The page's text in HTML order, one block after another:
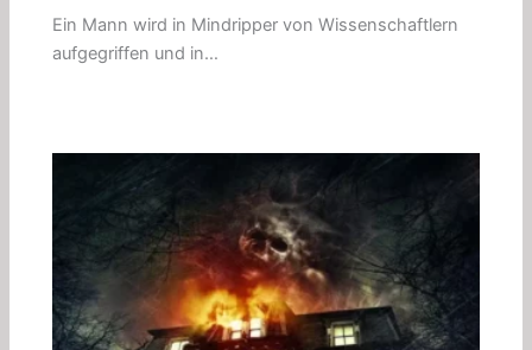
Ein Mann wird in Mindripper von Wissenschaftlern
aufgegriffen und in…